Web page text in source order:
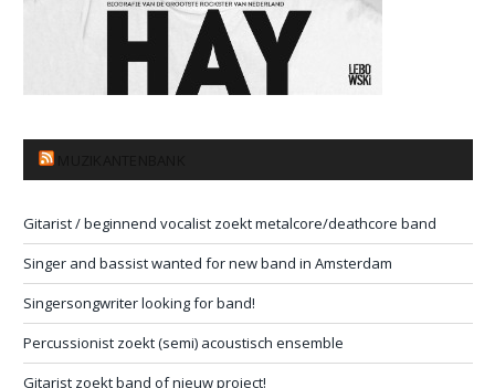
Gitarist / beginnend vocalist zoekt metalcore/deathcore band
Singer and bassist wanted for new band in Amsterdam
Singersongwriter looking for band!
Percussionist zoekt (semi) acoustisch ensemble
Gitarist zoekt band of nieuw project!